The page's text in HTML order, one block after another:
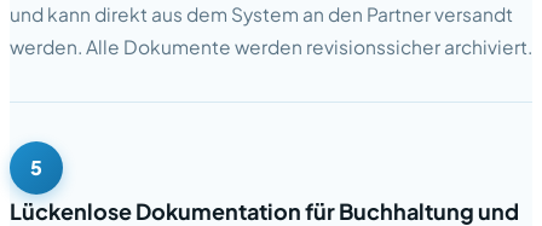
und kann direkt aus dem System an den Partner versandt
werden. Alle Dokumente werden revisionssicher archiviert.
5
Lückenlose Dokumentation für Buchhaltung und